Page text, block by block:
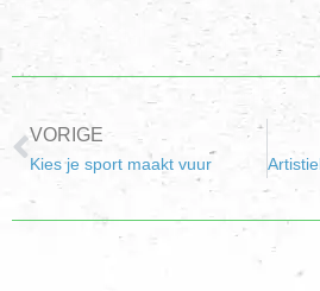
VORIGE
Kies je sport maakt vuur